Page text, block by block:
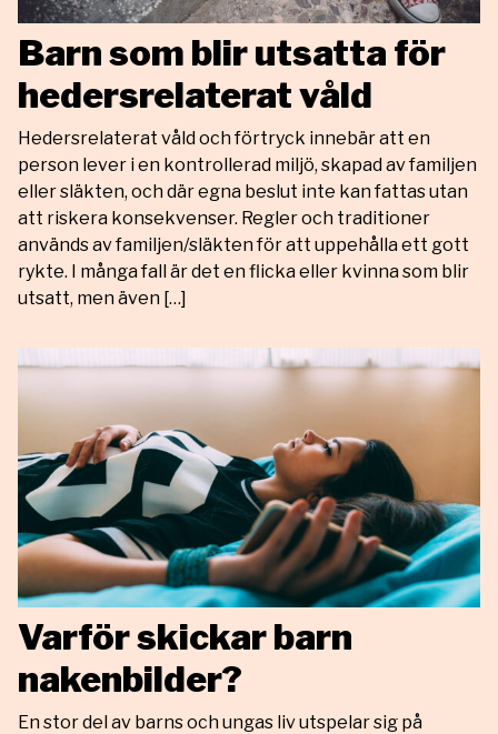
Barn som blir utsatta för
hedersrelaterat våld
Hedersrelaterat våld och förtryck innebär att en
person lever i en kontrollerad miljö, skapad av familjen
eller släkten, och där egna beslut inte kan fattas utan
att riskera konsekvenser. Regler och traditioner
används av familjen/släkten för att uppehålla ett gott
rykte. I många fall är det en flicka eller kvinna som blir
utsatt, men även […]
Varför skickar barn
nakenbilder?
En stor del av barns och ungas liv utspelar sig på